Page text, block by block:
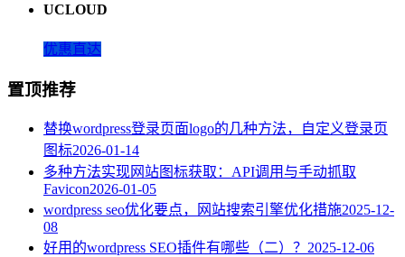
UCLOUD
优惠直达
置顶推荐
替换wordpress登录页面logo的几种方法，自定义登录页
图标2026-01-14
多种方法实现网站图标获取：API调用与手动抓取
Favicon2026-01-05
wordpress seo优化要点，网站搜索引擎优化措施2025-12-
08
好用的wordpress SEO插件有哪些（二）？ 2025-12-06